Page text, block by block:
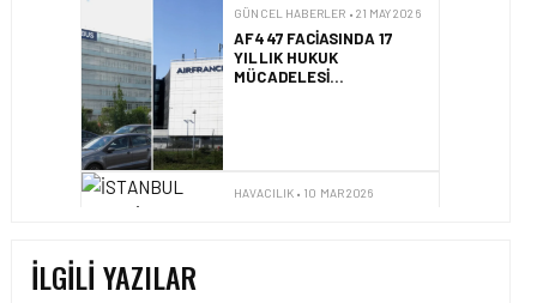
AF447 FACIASINDA 17
YILLIK HUKUK
MÜCADELESI
SONUÇLANDI
İSTANBUL HAVALIMANI
İLGILI YAZILAR